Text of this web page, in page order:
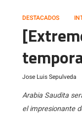
DESTACADOS
Jose Luis Sepulveda
Arabia Saudita
el impresionante